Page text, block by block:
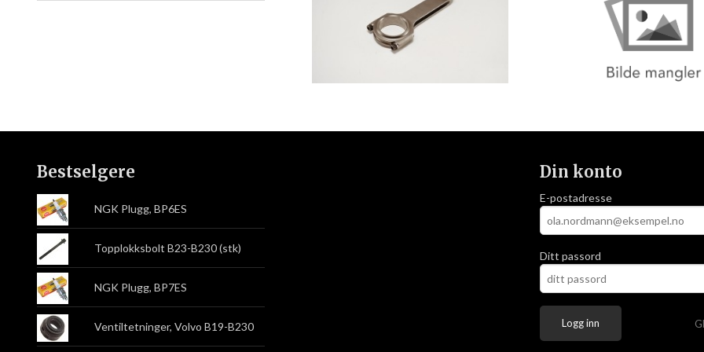
Bestselgere
NGK Plugg, BP6ES
Topplokksbolt B23-B230 (stk)
NGK Plugg, BP7ES
Ventiltetninger, Volvo B19-B230
Din konto
E-postadresse
Ditt passord